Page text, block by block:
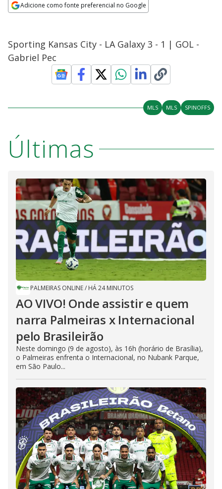
Adicione como fonte preferencial no Google
Sporting Kansas City - LA Galaxy 3 - 1 | GOL -
Gabriel Pec
MLS MLS SPINOFFS
Últimas
PALMEIRAS ONLINE/ HÁ 24 MINUTOS
AO VIVO! Onde assistir e quem
narra Palmeiras x Internacional
pelo Brasileirão
Neste domingo (9 de agosto), às 16h (horário de Brasília),
o Palmeiras enfrenta o Internacional, no Nubank Parque,
em São Paulo...